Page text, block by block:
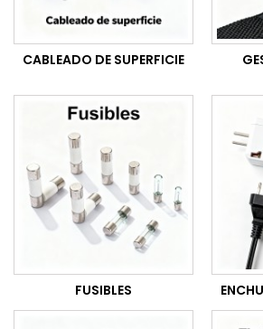
CABLEADO DE SUPERFICIE
FUSIBLES